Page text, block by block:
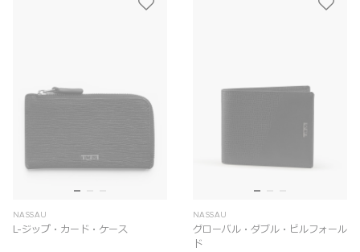
NASSAU
L-ジップ・カード・ケース
NASSAU
グローバル・ダブル・ビルフォール
ド